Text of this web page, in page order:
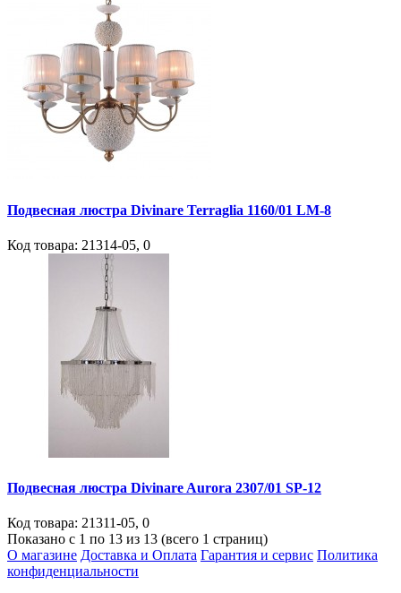
Подвесная люстра Divinare Terraglia 1160/01 LM-8
Код товара: 21314-05, 0
Подвесная люстра Divinare Aurora 2307/01 SP-12
Код товара: 21311-05, 0
Показано с 1 по 13 из 13 (всего 1 страниц)
О магазине Доставка и Оплата Гарантия и сервис Политика
конфиденциальности